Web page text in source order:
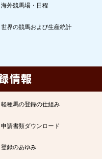
海外競馬場・日程
世界の競馬および生産統計
軽種馬の登録の仕組み
申請書類ダウンロード
登録のあゆみ